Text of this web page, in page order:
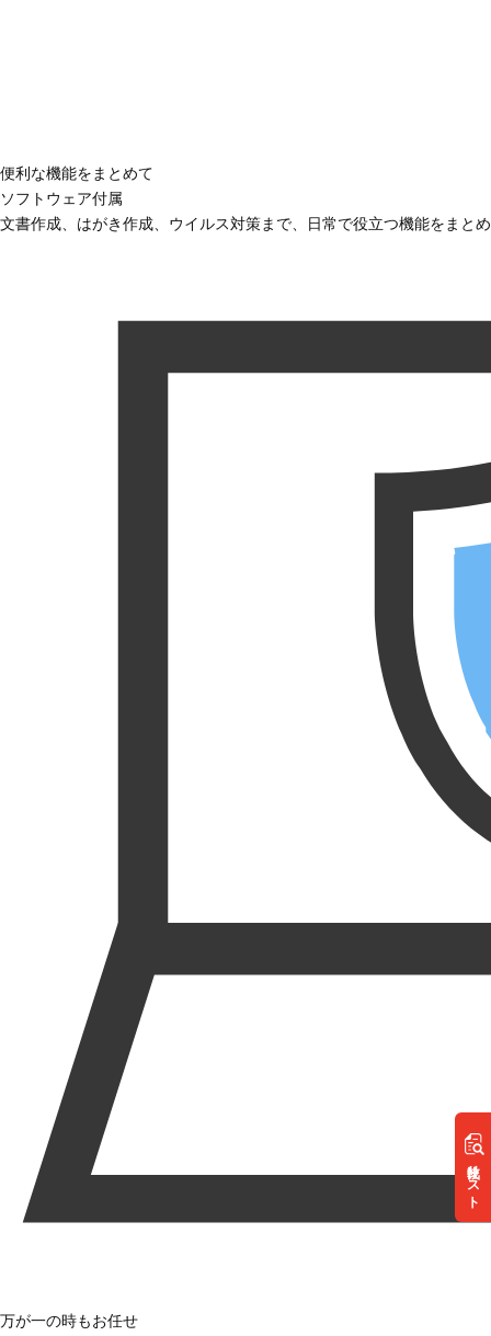
リスト
便利な機能をまとめて
ソフトウェア付属
文書作成、はがき作成、ウイルス対策まで、日常で役立つ機能をまと
万が一の時もお任せ